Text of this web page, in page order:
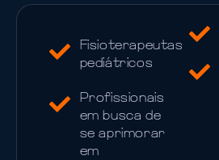
Fisioterapeutas
pediátricos
Profissionais
em busca de
se aprimorar
em